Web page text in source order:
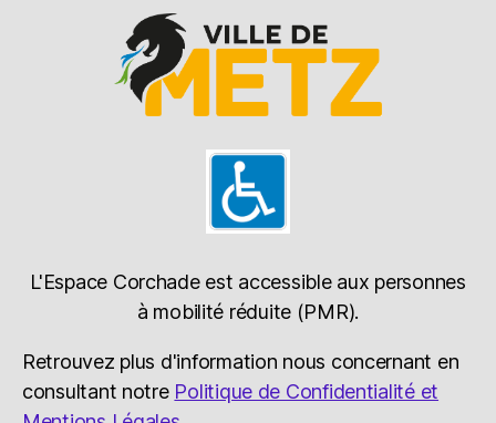
L'Espace Corchade est accessible aux personnes
à mobilité réduite (PMR).
Retrouvez plus d'information nous concernant en
consultant notre Politique de Confidentialité et